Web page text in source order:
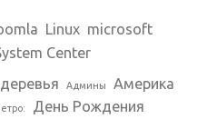
Linux microsoft
Center
Админы Америка
День Рождения